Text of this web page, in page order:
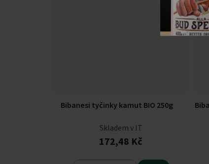
Bibanesi tyčinky kamut BIO 250g
Skladem v IT
172,48 Kč